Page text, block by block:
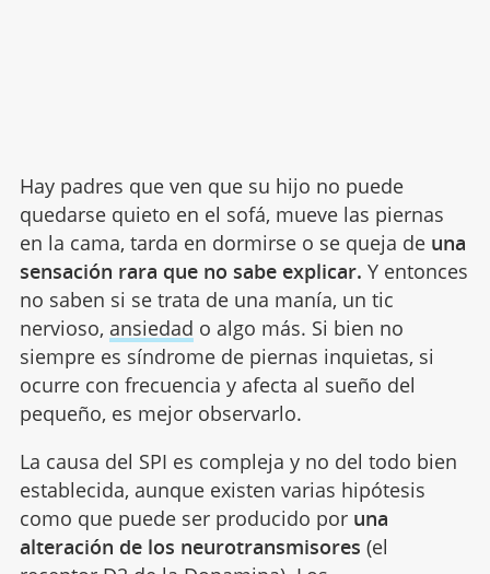
Hay padres que ven que su hijo no puede
quedarse quieto en el sofá, mueve las piernas
en la cama, tarda en dormirse o se queja de una
sensación rara que no sabe explicar. Y entonces
no saben si se trata de una manía, un tic
nervioso, ansiedad o algo más. Si bien no
siempre es síndrome de piernas inquietas, si
ocurre con frecuencia y afecta al sueño del
pequeño, es mejor observarlo.
La causa del SPI es compleja y no del todo bien
establecida, aunque existen varias hipótesis
como que puede ser producido por una
alteración de los neurotransmisores (el